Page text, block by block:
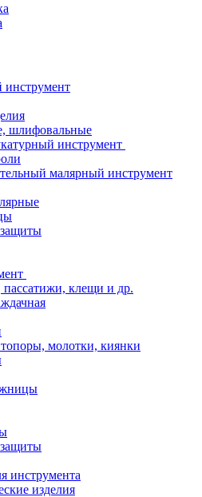
инструмент
шлифовальные
инструмент
малярный инструмент
пассатижи, клещи и др.
молотки, киянки
инструмента
изделия